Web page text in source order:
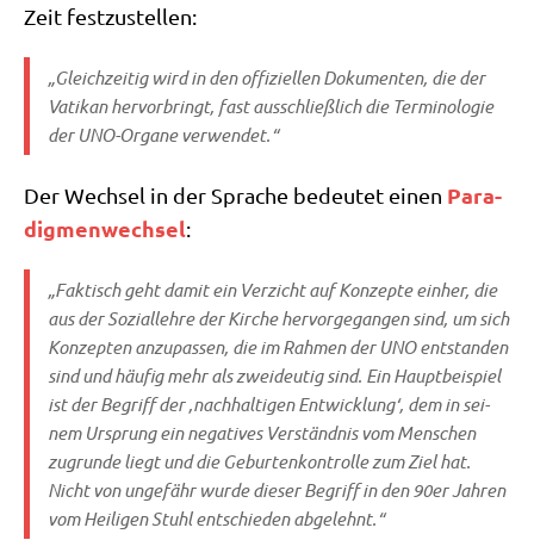
Zeit festzustellen:
„Gleich­zei­tig wird in den offi­zi­el­len Doku­men­ten, die der
Vati­kan her­vor­bringt, fast aus­schließ­lich die Ter­mi­no­lo­gie
der UNO-Orga­ne verwendet.“
Der Wech­sel in der Spra­che bedeu­tet einen Para­
dig­men­wech­sel:
„Fak­tisch geht damit ein Ver­zicht auf Kon­zep­te ein­her, die
aus der Sozi­al­leh­re der Kir­che her­vor­ge­gan­gen sind, um sich
Kon­zep­ten anzu­pas­sen, die im Rah­men der UNO ent­stan­den
sind und häu­fig mehr als zwei­deu­tig sind. Ein Haupt­bei­spiel
ist der Begriff der ‚nach­hal­ti­gen Ent­wick­lung‘, dem in sei­
nem Ursprung ein nega­ti­ves Ver­ständ­nis vom Men­schen
zugrun­de liegt und die Gebur­ten­kon­trol­le zum Ziel hat.
Nicht von unge­fähr wur­de die­ser Begriff in den 90er Jah­ren
vom Hei­li­gen Stuhl ent­schie­den abgelehnt.“